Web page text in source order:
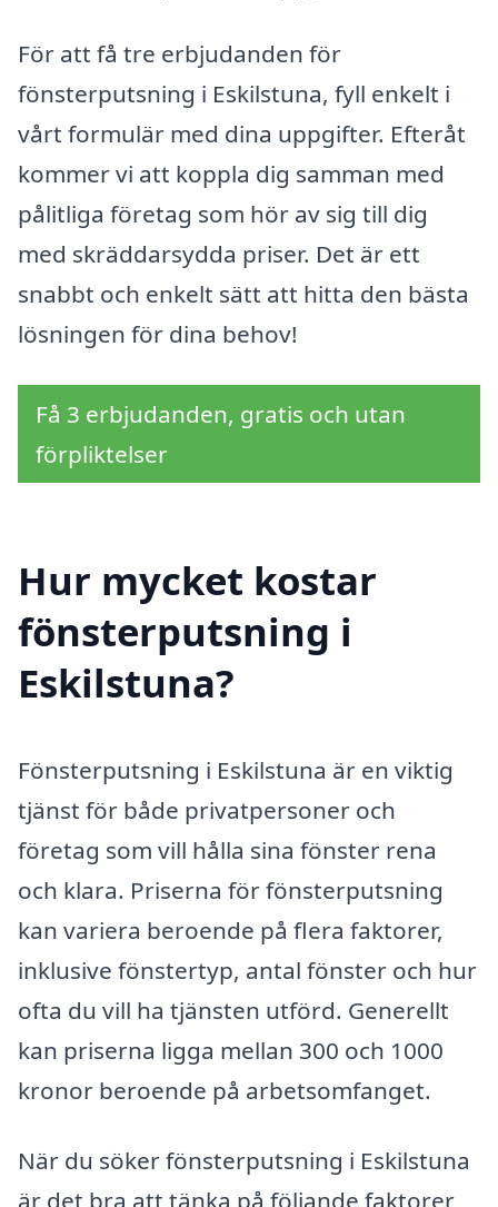
För att få tre erbjudanden för
fönsterputsning i Eskilstuna, fyll enkelt i
vårt formulär med dina uppgifter. Efteråt
kommer vi att koppla dig samman med
pålitliga företag som hör av sig till dig
med skräddarsydda priser. Det är ett
snabbt och enkelt sätt att hitta den bästa
lösningen för dina behov!
Få 3 erbjudanden, gratis och utan
förpliktelser
Hur mycket kostar
fönsterputsning i
Eskilstuna?
Fönsterputsning i Eskilstuna är en viktig
tjänst för både privatpersoner och
företag som vill hålla sina fönster rena
och klara. Priserna för fönsterputsning
kan variera beroende på flera faktorer,
inklusive fönstertyp, antal fönster och hur
ofta du vill ha tjänsten utförd. Generellt
kan priserna ligga mellan 300 och 1000
kronor beroende på arbetsomfanget.
När du söker fönsterputsning i Eskilstuna
är det bra att tänka på följande faktorer